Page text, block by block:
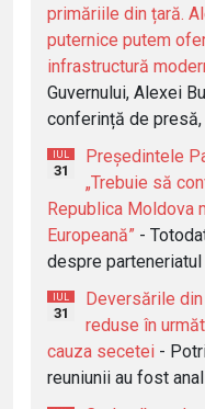
primăriile din țară.
puternice putem
infrastructură
Guvernului, Alexei
conferință de presă,
IUL
31
Președintele
„Trebuie să
Republica Moldova
Europeană” -
despre parteneriatul
IUL
31
Deversările
reduse în
cauza secetei -
reuniunii au fost